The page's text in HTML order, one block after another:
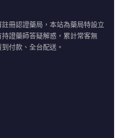
冊認證藥局，本站為藥局特設立
證藥師答疑解惑，累計常客無
付款、全台配送。